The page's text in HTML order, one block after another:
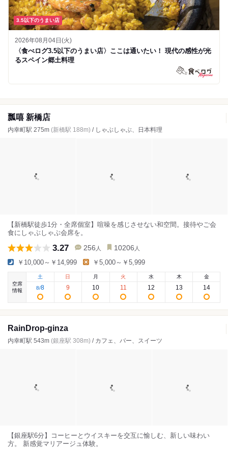
3.5以下のうまい店
2026年08月04日(火)
〈食べログ3.5以下のうまい店〉ここは通いたい！ 現代の感性が光
るスペイン郷土料理
瓢嘻 新橋店
内幸町駅 275m (新橋駅 188m) / しゃぶしゃぶ、日本料理
【新橋駅徒歩1分・全席個室】喧噪を感じさせない和空間。接待やご会
食にしゃぶしゃぶ会席を。
3.27 256 人 10206 人
￥10,000～￥14,999 ￥5,000～￥5,999
空席
情報
土
8/8
日
9
月
10
火
11
水
12
木
13
金
14
RainDrop-ginza
内幸町駅 543m (銀座駅 308m) / カフェ、バー、スイーツ
【銀座駅6分】コーヒーとウイスキーを交互に愉しむ、新しい味わい
方。 新感覚マリアージュ体験。